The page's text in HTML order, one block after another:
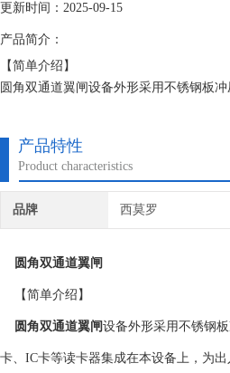
更新时间：2025-09-15
产品简介：
【简单介绍】
圆角双通道翼闸设备外形采用不锈钢板
产品介绍
◇ 结构：整个产品外形板材采用304不
产品特性
Product characteristics
品牌 西莫罗
圆角双通道翼闸
【简单介绍】
圆角双通道翼闸设备外形采用不锈钢
卡、IC卡等读卡器集成在本设备上，为